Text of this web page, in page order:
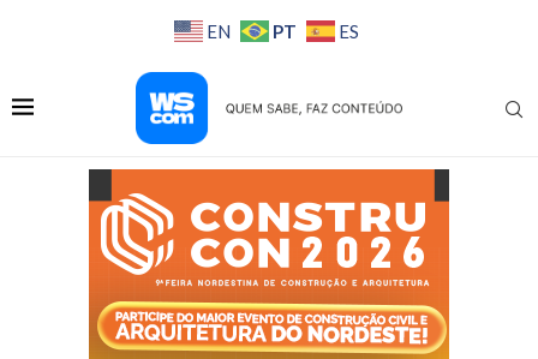
EN PT ES